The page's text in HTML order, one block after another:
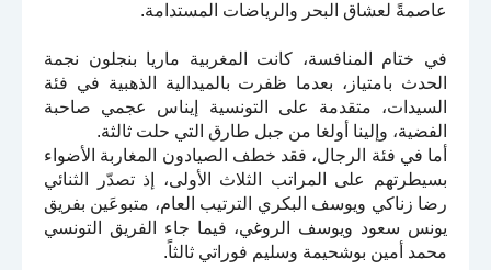
عاصمةً لعشاق البحر والرياضات المستدامة.
في ختام المنافسة، كانت المغربية ماريا بنجلون نجمة
الحدث بامتياز، بعدما ظفرت بالميدالية الذهبية في فئة
السيدات، متقدمة على التونسية إيناس عجمي صاحبة
الفضية، وإلينا أولغا من جبل طارق التي حلت ثالثة.
أما في فئة الرجال، فقد خطف الصيادون المغاربة الأضواء
بسيطرتهم على المراتب الثلاث الأولى، إذ تصدّر الثنائي
رضا زناكي ويوسف البكري الترتيب العام، متبوعَين بفريق
يونس سعود ويوسف الروغي، فيما جاء الفريق التونسي
محمد أمين بوشحيمة وسليم فوراتي ثالثاً.